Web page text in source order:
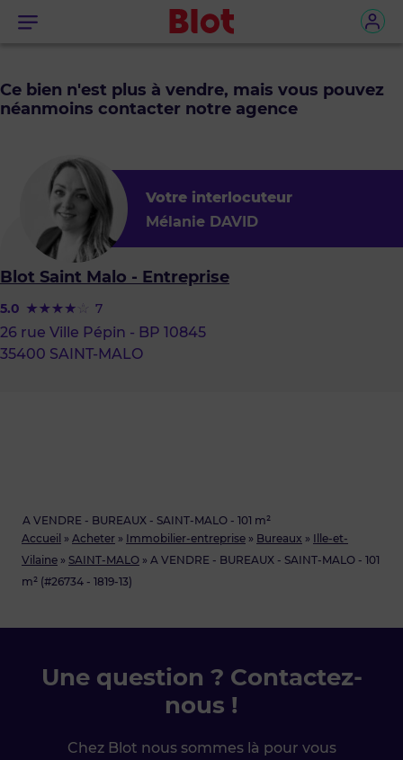
Menu
Accueil » Acheter » Immobilier-entreprise » Bureaux » Ille-et-
Vilaine » SAINT-MALO » A VENDRE - BUREAUX - SAINT-MALO - 101
m² (#26734 - 1819-13)
A VENDRE - BUREAUX - SAINT-MALO - 101 m²
Ce bien n'est plus à vendre, mais vous pouvez
néanmoins contacter notre agence
Votre interlocuteur
Mélanie DAVID
Blot Saint Malo - Entreprise
5.0 7
26 rue Ville Pépin - BP 10845
35400 SAINT-MALO
Une question ? Contactez-
nous !
Chez Blot nous sommes là pour vous